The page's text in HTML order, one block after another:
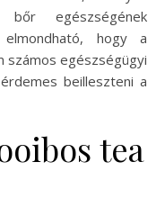
egészségének
elmondható, hogy a
számos egészségügyi
beilleszteni a
tea